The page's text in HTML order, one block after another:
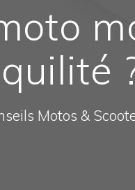
Motos &